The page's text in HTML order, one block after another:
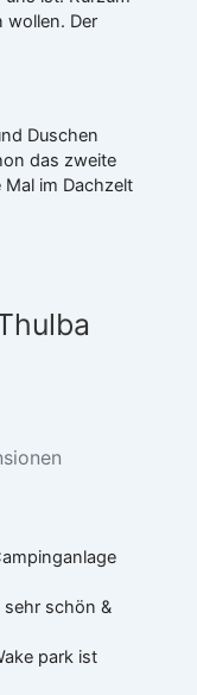
wollen. Der
Duschen
das zweite
Mal im Dachzelt
sehr schön &
park ist